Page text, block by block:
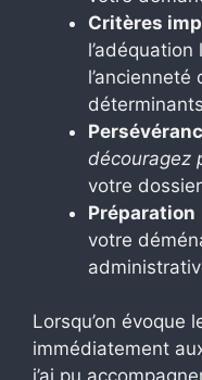
Critères
découragez
votre
Préparation
votre
Lorsqu’on évoque
immédiatement
j’ai pu